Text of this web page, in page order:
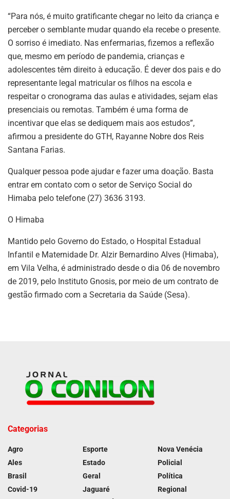
“Para nós, é muito gratificante chegar no leito da criança e
perceber o semblante mudar quando ela recebe o presente.
O sorriso é imediato. Nas enfermarias, fizemos a reflexão
que, mesmo em período de pandemia, crianças e
adolescentes têm direito à educação. É dever dos pais e do
representante legal matricular os filhos na escola e
respeitar o cronograma das aulas e atividades, sejam elas
presenciais ou remotas. Também é uma forma de
incentivar que elas se dediquem mais aos estudos”,
afirmou a presidente do GTH, Rayanne Nobre dos Reis
Santana Farias.
Qualquer pessoa pode ajudar e fazer uma doação. Basta
entrar em contato com o setor de Serviço Social do
Himaba pelo telefone (27) 3636 3193.
O Himaba
Mantido pelo Governo do Estado, o Hospital Estadual
Infantil e Maternidade Dr. Alzir Bernardino Alves (Himaba),
em Vila Velha, é administrado desde o dia 06 de novembro
de 2019, pelo Instituto Gnosis, por meio de um contrato de
gestão firmado com a Secretaria da Saúde (Sesa).
Categorias
Agro
Ales
Brasil
Covid-19
Esporte
Estado
Geral
Jaguaré
Nova Venécia
Policial
Política
Regional